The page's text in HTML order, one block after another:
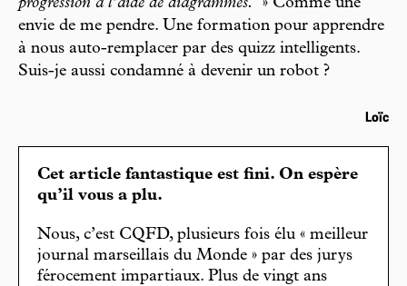
progression à l’aide de diagrammes.
» Comme une
envie de me pendre. Une formation pour apprendre
à nous auto-remplacer par des quizz intelligents.
Suis-je aussi condamné à devenir un robot ?
Loïc
Cet article fantastique est fini. On espère
qu’il vous a plu.
Nous, c’est CQFD, plusieurs fois élu « meilleur
journal marseillais du Monde » par des jurys
férocement impartiaux. Plus de vingt ans